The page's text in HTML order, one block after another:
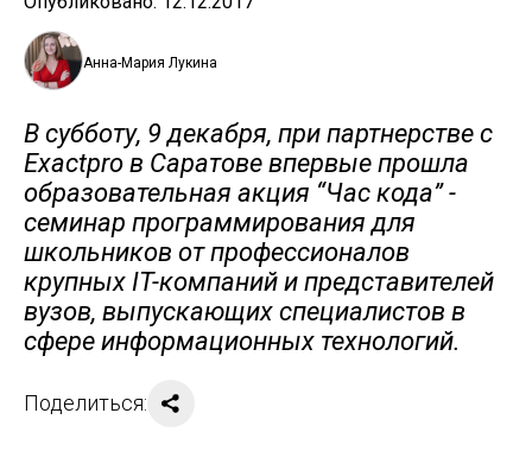
Анна-Мария Лукина
В субботу, 9 декабря, при партнерстве с
Exactpro в Саратове впервые прошла
образовательная акция “Час кода” -
семинар программирования для
школьников от профессионалов
крупных IT-компаний и представителей
вузов, выпускающих специалистов в
сфере информационных технологий.
Поделиться: